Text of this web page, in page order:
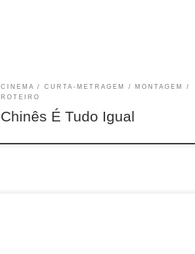
CINEMA CURTA-METRAGEM
MONTAGEM
ROTEIRO
Chinês É Tudo Igual